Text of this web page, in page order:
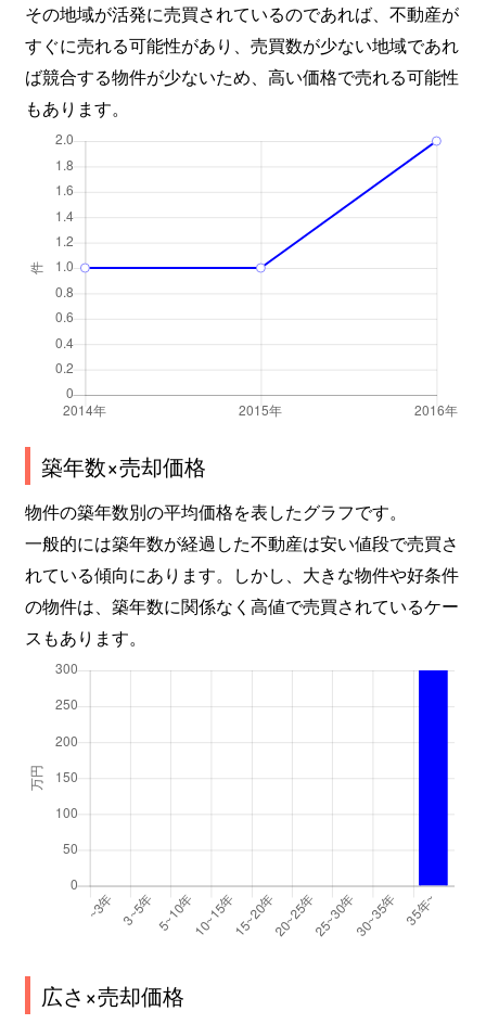
その地域が活発に売買されているのであれば、不動産が
すぐに売れる可能性があり、売買数が少ない地域であれ
ば競合する物件が少ないため、高い価格で売れる可能性
もあります。
築年数×売却価格
物件の築年数別の平均価格を表したグラフです。
一般的には築年数が経過した不動産は安い値段で売買さ
れている傾向にあります。しかし、大きな物件や好条件
の物件は、築年数に関係なく高値で売買されているケー
スもあります。
広さ×売却価格